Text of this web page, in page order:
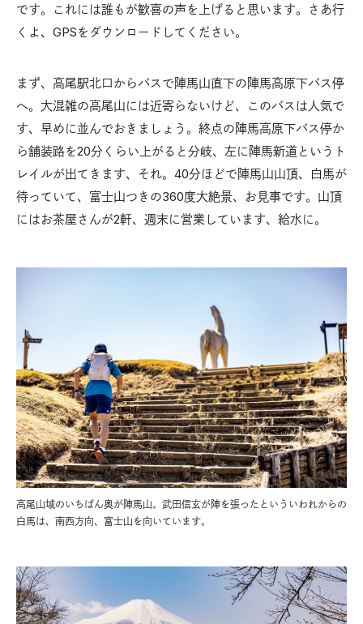
です。これには誰もが歓喜の声を上げると思います。さあ行
くよ、GPSをダウンロードしてください。
まず、高尾駅北口からバスで陣馬山直下の陣馬高原下バス停
へ。大混雑の高尾山には近寄らないけど、このバスは人気で
す、早めに並んでおきましょう。終点の陣馬高原下バス停か
ら舗装路を20分くらい上がると分岐、左に陣馬新道というト
レイルが出てきます、それ。40分ほどで陣馬山山頂、白馬が
待っていて、富士山つきの360度大絶景、お見事です。山頂
にはお茶屋さんが2軒、週末に営業しています、給水に。
高尾山域のいちばん奥が陣馬山。武田信玄が陣を張ったといういわれからの
白馬は、南西方向、富士山を向いています。